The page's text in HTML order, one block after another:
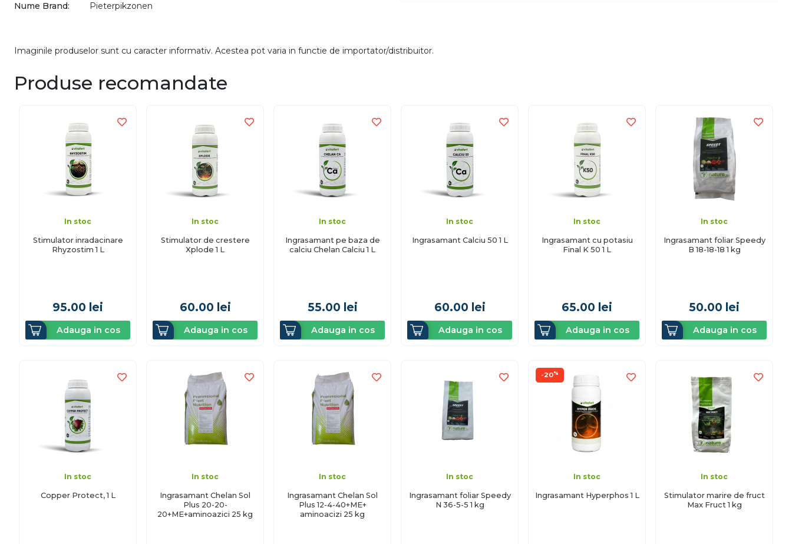
Nume Brand: Pieterpikzonen
Imaginile produselor sunt cu caracter informativ. Acestea pot varia in functie de importator/distribuitor.
Produse recomandate
In stoc
Stimulator inradacinare
Rhyzostim 1 L
95.00 lei
Adauga in cos
In stoc
Stimulator de crestere
Xplode 1 L
60.00 lei
Adauga in cos
In stoc
Ingrasamant pe baza de
calciu Chelan Calciu 1 L
55.00 lei
Adauga in cos
In stoc
Ingrasamant Calciu 50 1 L
60.00 lei
Adauga in cos
In stoc
Ingrasamant cu potasiu
Final K 50 1 L
65.00 lei
Adauga in cos
In stoc
Ingrasamant foliar Speedy
B 18-18-18 1 kg
50.00 lei
Adauga in cos
In stoc
Copper Protect, 1 L
In stoc
Ingrasamant Chelan Sol
Plus 20-20-
20+ME+aminoazici 25 kg
In stoc
Ingrasamant Chelan Sol
Plus 12-4-40+ME+
aminoacizi 25 kg
In stoc
Ingrasamant foliar Speedy
N 36-5-5 1 kg
-20%
In stoc
Ingrasamant Hyperphos 1 L
In stoc
Stimulator marire de fruct
Max Fruct 1 kg